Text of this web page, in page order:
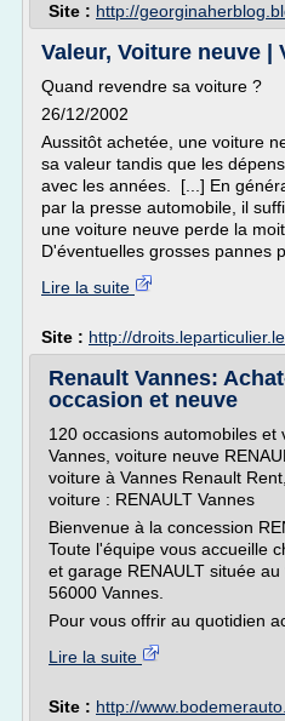
Site : http://
Valeur, Voiture neuve |
Quand revendre sa voiture ?
26/12/2002
Aussitôt achetée, une voiture
sa valeur tandis que les
avec les années. [...] En
par la presse automobile, il
une voiture neuve perde la
D'éventuelles grosses pannes
Lire la suite
Site : http://
Renault Vannes:
occasion et neuve
120 occasions automobiles et
Vannes, voiture neuve
voiture à Vannes Renault
voiture : RENAULT Vannes
Bienvenue à la concession
Toute l'équipe vous accueille
et garage RENAULT située
56000 Vannes.
Pour vous offrir au quotidien
Lire la suite
Site : http://